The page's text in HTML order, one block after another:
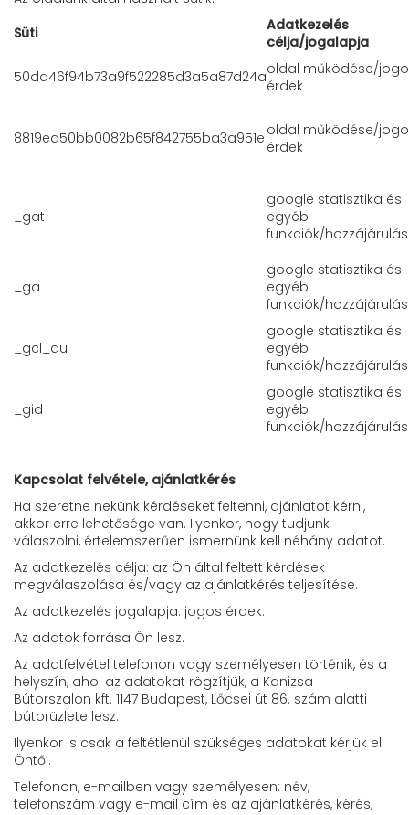
Süti
Adatkezelés
célja/jogalapja
50da46f94b73a9f522285d3a5a87d24aoldal működése/
érdek
8819ea50bb0082b65f842755ba3a951e oldal működése/
érdek
_gat
google statisztika és
egyéb
funkciók/hozzájárulás
_ga
google statisztika és
egyéb
funkciók/hozzájárulás
_gcl_au
google statisztika és
egyéb
funkciók/hozzájárulás
_gid
google statisztika és
egyéb
funkciók/hozzájárulás
Kapcsolat felvétele, ajánlatkérés
Ha szeretne nekünk kérdéseket feltenni, ajánlatot kérni,
akkor erre lehetősége van. Ilyenkor, hogy tudjunk
válaszolni, értelemszerűen ismernünk kell néhány adatot.
Az adatkezelés célja: az Ön által feltett kérdések
megválaszolása és/vagy az ajánlatkérés teljesítése.
Az adatkezelés jogalapja: jogos érdek.
Az adatok forrása Ön lesz.
Az adatfelvétel telefonon vagy személyesen történik, és a
helyszín, ahol az adatokat rögzítjük, a Kanizsa
Bútorszalon kft. 1147 Budapest, Lőcsei út 86. szám alatti
bútorüzlete lesz.
Ilyenkor is csak a feltétlenül szükséges adatokat kérjük el
Öntől.
Telefonon, e-mailben vagy személyesen: név,
telefonszám vagy e-mail cím és az ajánlatkérés, kérés,